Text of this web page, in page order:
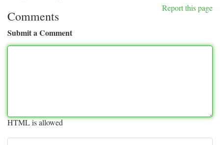
Report this page
Comments
Submit a Comment
HTML is allowed